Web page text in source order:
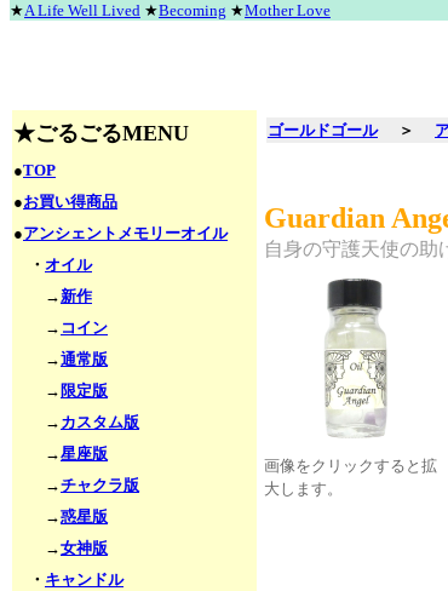
★A Life Well Lived ★Becoming ★Mother Love
★ごるごるMENU
●TOP
●お買い得商品
●アンシェントメモリーオイル
・ オイル
→新作
→ コイン
→通常版
→ 限定版
→ カスタム版
→星座版
→チャクラ版
→惑星版
→女神版
・ キャンドル
ゴールドゴール ＞
Guardian
自身の守護天使の助
画像をクリックすると拡
大します。